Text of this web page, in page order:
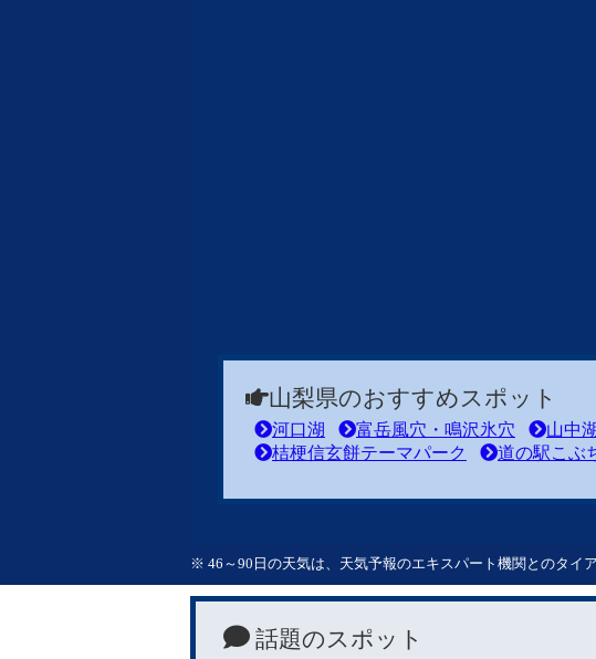
山梨県のおすすめスポット
河口湖 富岳風穴・鳴沢氷穴 山中湖
桔梗信玄餅テーマパーク
道の駅こぶ
※ 46～90日の天気は、天気予報のエキスパート機関とのタイ
話題のスポット